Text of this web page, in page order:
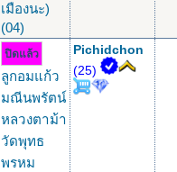
เมืองนะ)
(04)
ปิดแล้ว
ลูกอมแก้ว
มณีนพรัตน์
หลวงตาม้า
วัดพุทธ
พรหม
Pichidchon
(25)